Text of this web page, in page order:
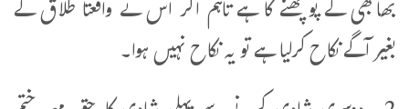
بھابھی کے پوچھنے کا ہے تاہم اگر اس نے واقعتاً طلاق کے
بغیر آگے نکاح کرلیا ہے تو یہ نکاح نہیں ہوا۔